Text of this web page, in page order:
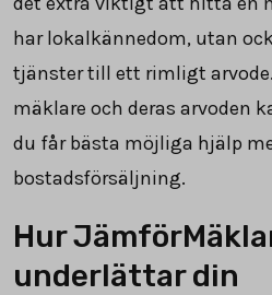
har lokalkännedom, utan
tjänster till ett rimligt
mäklare och deras arvoden
du får bästa möjliga hjälp
bostadsförsäljning.
Hur
underlättar din